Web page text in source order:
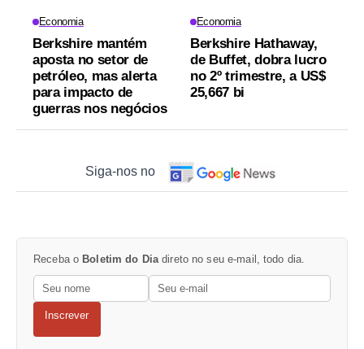
Economia
Berkshire mantém
aposta no setor de
petróleo, mas alerta
para impacto de
guerras nos negócios
Economia
Berkshire Hathaway,
de Buffet, dobra lucro
no 2º trimestre, a US$
25,667 bi
Siga-nos no
Receba o Boletim do Dia direto no seu e-mail, todo dia.
Inscrever